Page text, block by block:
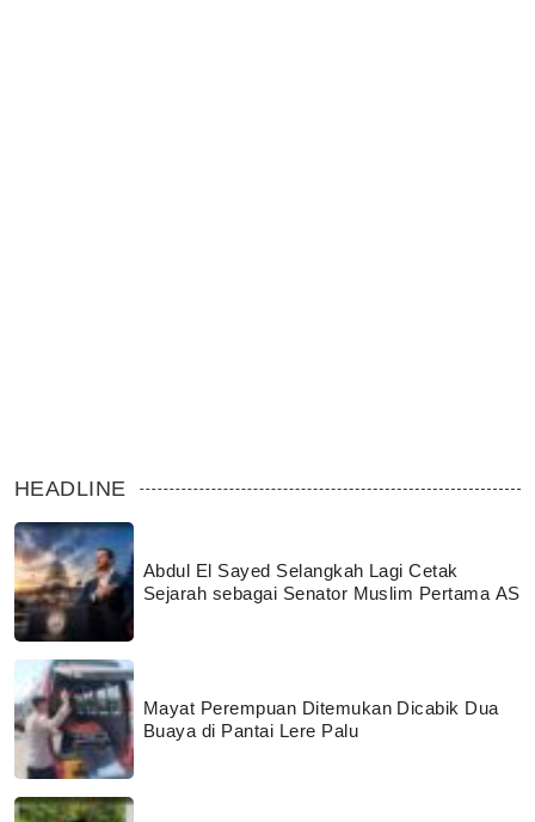
HEADLINE
Abdul El Sayed Selangkah Lagi Cetak
Sejarah sebagai Senator Muslim Pertama AS
Mayat Perempuan Ditemukan Dicabik Dua
Buaya di Pantai Lere Palu